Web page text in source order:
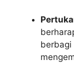
berbagi